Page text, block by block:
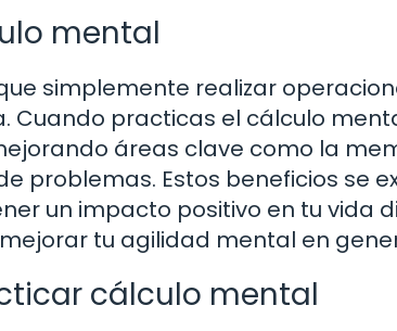
mental
simplemente realizar
Cuando practicas el cálculo
áreas clave como la
problemas. Estos beneficios se
un impacto positivo en tu vida
tu agilidad mental en
cálculo mental